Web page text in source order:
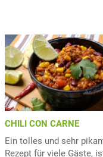
CHILI CON CARNE
Ein tolles und sehr
Rezept für viele Gäste,